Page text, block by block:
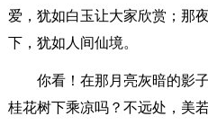
爱，犹如白玉让大家欣赏；那
下，犹如人间仙境。
你看！在那月亮灰暗的影
桂花树下乘凉吗？不远处，美